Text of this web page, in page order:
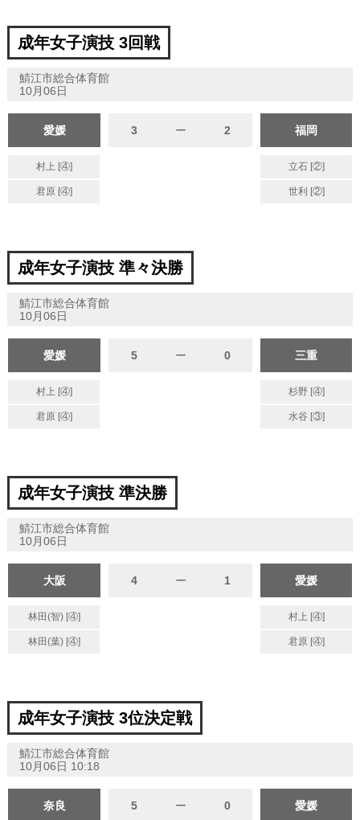
成年女子演技 3回戦
鯖江市総合体育館
10月06日
愛媛 3 ー 2 福岡
村上 [④] 立石 [②]
君原 [④] 世利 [②]
成年女子演技 準々決勝
鯖江市総合体育館
10月06日
愛媛 5 ー 0 三重
村上 [④] 杉野 [④]
君原 [④] 水谷 [③]
成年女子演技 準決勝
鯖江市総合体育館
10月06日
大阪 4 ー 1 愛媛
林田(智) [④] 村上 [④]
林田(葉) [④] 君原 [④]
成年女子演技 3位決定戦
鯖江市総合体育館
10月06日 10:18
奈良 5 ー 0 愛媛